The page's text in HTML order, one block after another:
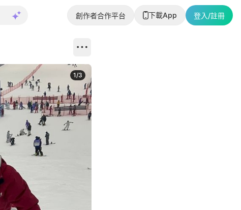
創作者合作平台 下載App 登入/註冊
1/3